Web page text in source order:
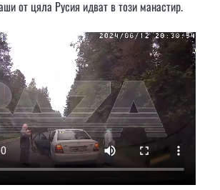
от цяла Русия идват в този манастир.